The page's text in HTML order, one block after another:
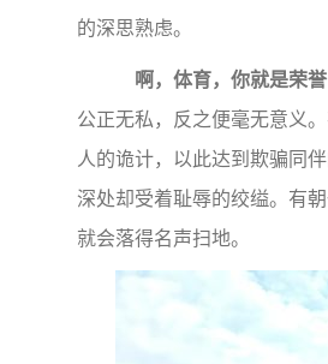
的深思熟虑。
啊，体育，你就是荣誉
公正无私，反之便毫无意义
人的诡计，以此达到欺骗同
深处却受着耻辱的绞缢。有朝
就会落得名声扫地。